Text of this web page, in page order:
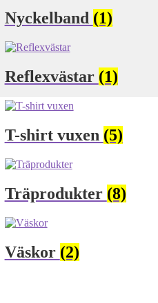
Nyckelband (1)
Reflexvästar (1)
T-shirt vuxen (5)
Träprodukter (8)
Väskor (2)